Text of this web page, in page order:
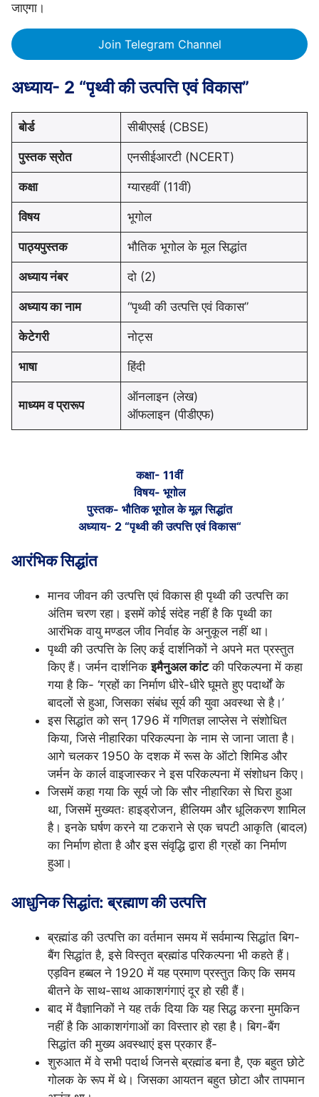
जाएगा।
Join Telegram Channel
अध्याय- 2 “पृथ्वी की उत्पत्ति एवं विकास”
बोर्ड सीबीएसई (CBSE)
पुस्तक स्रोत एनसीईआरटी (NCERT)
कक्षा ग्यारहवीं (11वीं)
विषय भूगोल
पाठ्यपुस्तक भौतिक भूगोल के मूल सिद्धांत
अध्याय नंबर दो (2)
अध्याय का नाम “पृथ्वी की उत्पत्ति एवं विकास”
केटेगरी नोट्स
भाषा हिंदी
माध्यम व प्रारूप
ऑनलाइन (लेख)
ऑफलाइन (पीडीएफ)
कक्षा- 11वीं
विषय- भूगोल
पुस्तक- भौतिक भूगोल के मूल सिद्धांत
अध्याय- 2 “पृथ्वी की उत्पत्ति एवं विकास“
आरंभिक सिद्धांत
मानव जीवन की उत्पत्ति एवं विकास ही पृथ्वी की उत्पत्ति का
अंतिम चरण रहा। इसमें कोई संदेह नहीं है कि पृथ्वी का
आरंभिक वायु मण्डल जीव निर्वाह के अनुकूल नहीं था।
पृथ्वी की उत्पत्ति के लिए कई दार्शनिकों ने अपने मत प्रस्तुत
किए हैं। जर्मन दार्शनिकइमैनुअल कांटकी परिकल्पना में कहा
गया है कि- ‘ग्रहों का निर्माण धीरे-धीरे घूमते हुए पदार्थों के
बादलों से हुआ, जिसका संबंध सूर्य की युवा अवस्था से है।’
इस सिद्धांत को सन् 1796 में गणितज्ञ लाप्लेस ने संशोधित
किया, जिसे नीहारिका परिकल्पना के नाम से जाना जाता है।
आगे चलकर 1950 के दशक में रूस के ऑटो शिमिड और
जर्मन के कार्ल वाइजास्कर ने इस परिकल्पना में संशोधन किए।
जिसमें कहा गया कि सूर्य जो कि सौर नीहारिका से घिरा हुआ
था, जिसमें मुख्यतः हाइड्रोजन, हीलियम और धूलिकरण शामिल
है। इनके घर्षण करने या टकराने से एक चपटी आकृति (बादल)
का निर्माण होता है और इस संवृद्धि द्वारा ही ग्रहों का निर्माण
हुआ।
आधुनिक सिद्धांत: ब्रह्माण की उत्पत्ति
ब्रह्मांड की उत्पत्ति का वर्तमान समय में सर्वमान्य सिद्धांत बिग-
बैंग सिद्धांत है, इसे विस्तृत ब्रह्मांड परिकल्पना भी कहते हैं।
एड़विन हब्बल ने 1920 में यह प्रमाण प्रस्तुत किए कि समय
बीतने के साथ-साथ आकाशगंगाएं दूर हो रही हैं।
बाद में वैज्ञानिकों ने यह तर्क दिया कि यह सिद्ध करना मुमकिन
नहीं है कि आकाशगंगाओं का विस्तार हो रहा है। बिग-बैंग
सिद्धांत की मुख्य अवस्थाएं इस प्रकार हैं-
शुरुआत में वे सभी पदार्थ जिनसे ब्रह्मांड बना है, एक बहुत छोटे
गोलक के रूप में थे। जिसका आयतन बहुत छोटा और तापमान